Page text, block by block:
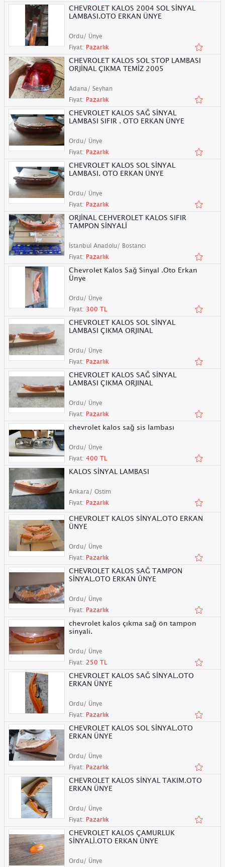
CHEVROLET KALOS 2004 SOL SİNYAL
LAMBASI.OTO ERKAN ÜNYE
Ordu/ Ünye
Fiyat: Pazarlık
CHEVROLET KALOS SOL STOP LAMBASI
ORJİNAL ÇIKMA TEMİZ 2005
Adana/ Seyhan
Fiyat: Pazarlık
CHEVROLET KALOS SAĞ SİNYAL
LAMBASI SIFIR . OTO ERKAN ÜNYE
Ordu/ Ünye
Fiyat: Pazarlık
CHEVROLET KALOS SOL SİNYAL
LAMBASI. OTO ERKAN ÜNYE
Ordu/ Ünye
Fiyat: Pazarlık
ORJİNAL CEHVEROLET KALOS SIFIR
TAMPON SİNYALİ
İstanbul Anadolu/ Bostancı
Fiyat: Pazarlık
Chevrolet Kalos Sağ Sinyal .Oto Erkan
Ünye
Ordu/ Ünye
Fiyat: 300 TL
CHEVROLET KALOS SOL SİNYAL
LAMBASI ÇIKMA ORJINAL
Ordu/ Ünye
Fiyat: Pazarlık
CHEVROLET KALOS SAĞ SİNYAL
LAMBASI ÇIKMA ORJINAL
Ordu/ Ünye
Fiyat: Pazarlık
chevrolet kalos sağ sis lambası
Ordu/ Ünye
Fiyat: 400 TL
KALOS SİNYAL LAMBASI
Ankara/ Ostim
Fiyat: Pazarlık
CHEVROLET KALOS SİNYAL.OTO ERKAN
ÜNYE
Ordu/ Ünye
Fiyat: Pazarlık
CHEVROLET KALOS SAĞ TAMPON
SİNYAL.OTO ERKAN ÜNYE
Ordu/ Ünye
Fiyat: Pazarlık
chevrolet kalos çıkma sağ ön tampon
sinyali.
Ordu/ Ünye
Fiyat: 250 TL
CHEVROLET KALOS SAĞ SİNYAL.OTO
ERKAN ÜNYE
Ordu/ Ünye
Fiyat: Pazarlık
CHEVROLET KALOS SOL SİNYAL.OTO
ERKAN ÜNYE
Ordu/ Ünye
Fiyat: Pazarlık
CHEVROLET KALOS SİNYAL TAKIM.OTO
ERKAN ÜNYE
Ordu/ Ünye
Fiyat: Pazarlık
CHEVROLET KALOS ÇAMURLUK
SİNYALİ.OTO ERKAN ÜNYE
Ordu/ Ünye